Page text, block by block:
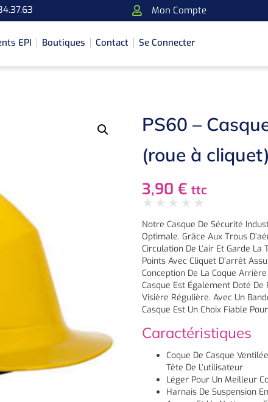
Mon Compte
EPI Boutiques Contact Se Connecter
PS60 –
(roue à
3,90 € ttc
★ ★ ★ ★ ★
Notre Casque De Sécurité
Optimale. Grâce Aux Trous
Circulation De L’air Et Garde
Points Avec Cliquet D’arrêt
Conception De La Coque
Casque Est Également Doté De
Visière Régulière. Avec Un
Casque Est Un Choix Fiable
Caractéristiques
Coque De Casque
Tête De L’utilisateur
Léger Pour Un Meilleur
Harnais De Suspension